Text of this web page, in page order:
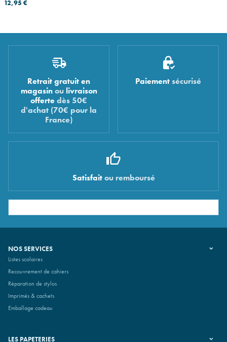
12,95 €
Retrait gratuit en
magasinou livraison
offerte dès 50€
d'achat (70€ pour la
France)
Paiement sécurisé
Satisfaitou remboursé
NOS SERVICES
Listes scolaires
Recouvrement de cahiers
Réparation de stylos
Imprimés & cachets
Emballage cadeau
LES PAPETERIES